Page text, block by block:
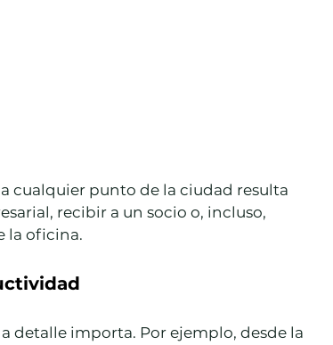
cualquier punto de la ciudad resulta
recibir a un socio o, incluso,
la oficina.
detalle importa. Por ejemplo, desde la